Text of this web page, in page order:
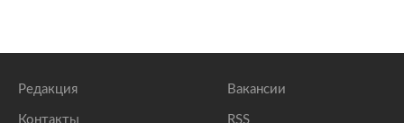
Редакция
Контакты
Вакансии
RSS